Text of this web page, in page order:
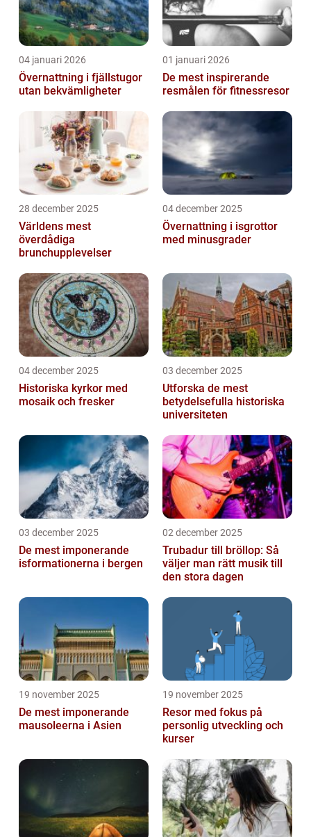
04 januari 2026
Övernattning i fjällstugor
utan bekvämligheter
01 januari 2026
De mest inspirerande
resmålen för fitnessresor
28 december 2025
Världens mest
överdådiga
brunchupplevelser
04 december 2025
Övernattning i isgrottor
med minusgrader
04 december 2025
Historiska kyrkor med
mosaik och fresker
03 december 2025
Utforska de mest
betydelsefulla historiska
universiteten
03 december 2025
De mest imponerande
isformationerna i bergen
02 december 2025
Trubadur till bröllop: Så
väljer man rätt musik till
den stora dagen
19 november 2025
De mest imponerande
mausoleerna i Asien
19 november 2025
Resor med fokus på
personlig utveckling och
kurser